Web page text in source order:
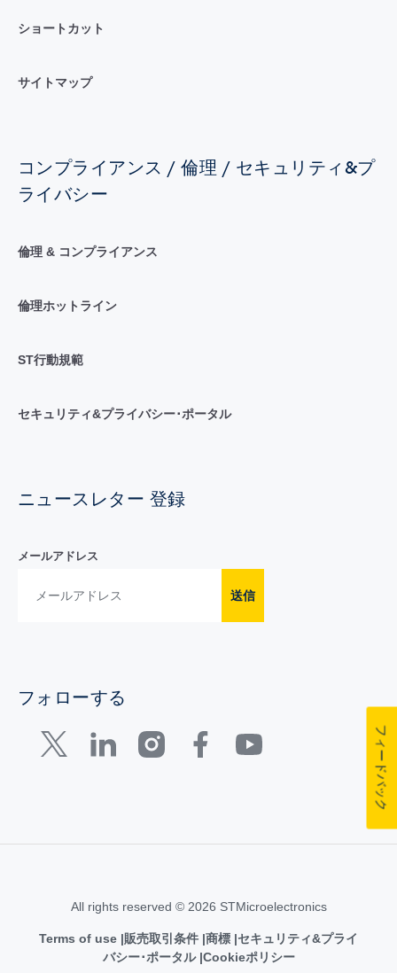
ショートカット
サイトマップ
コンプライアンス / 倫理 / セキュリティ&プ
ライバシー
倫理 & コンプライアンス
倫理ホットライン
ST行動規範
セキュリティ&プライバシー･ポータル
ニュースレター 登録
メールアドレス
送信
フォローする
All rights reserved © 2026 STMicroelectronics
Terms of use 販売取引条件 商標 セキュリティ&プライ
バシー･ポータル Cookieポリシー
フィードバック